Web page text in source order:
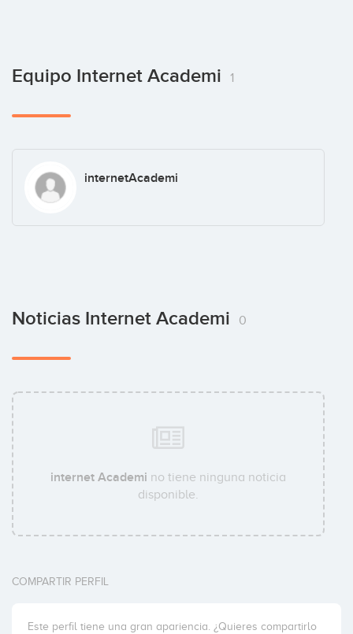
Equipo Internet Academi 1
internetAcademi
Noticias Internet Academi 0
internet Academi no tiene ninguna noticia
disponible.
COMPARTIR PERFIL
Este perfil tiene una gran apariencia. ¿Quieres compartirlo